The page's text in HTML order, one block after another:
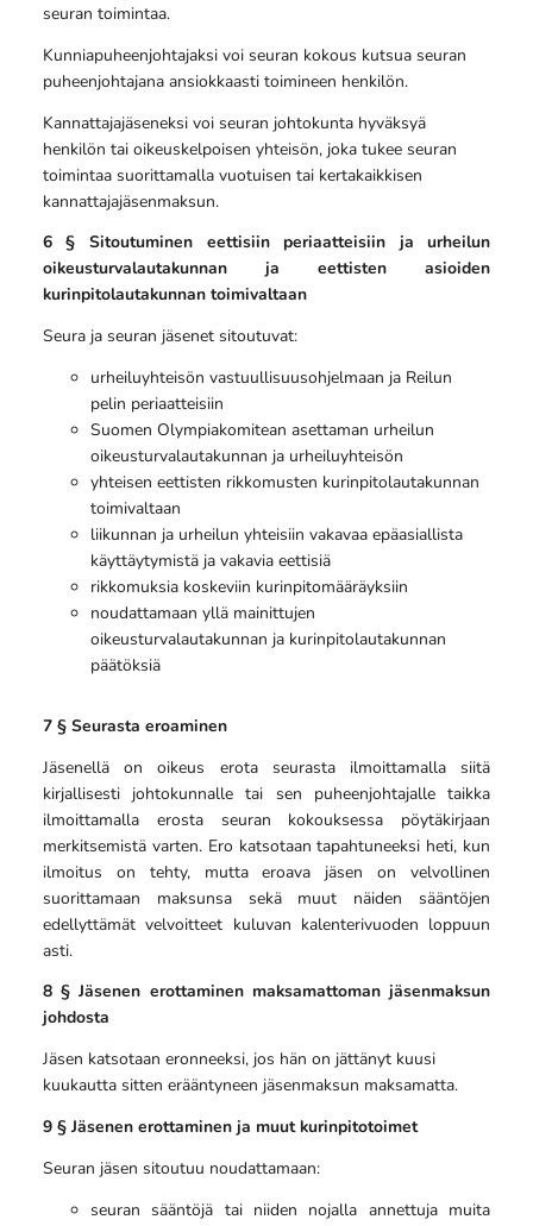
seuran toimintaa.
Kunniapuheenjohtajaksi voi seuran kokous kutsua seuran
puheenjohtajana ansiokkaasti toimineen henkilön.
Kannattajajäseneksi voi seuran johtokunta hyväksyä
henkilön tai oikeuskelpoisen yhteisön, joka tukee seuran
toimintaa suorittamalla vuotuisen tai kertakaikkisen
kannattajajäsenmaksun.
6 §
Sitoutuminen eettisiin periaatteisiin ja urheilun
oikeusturvalautakunnan ja eettisten asioiden
kurinpitolautakunnan toimivaltaan
Seura ja seuran jäsenet sitoutuvat:
urheiluyhteisön vastuullisuusohjelmaan ja Reilun
pelin periaatteisiin
Suomen Olympiakomitean asettaman urheilun
oikeusturvalautakunnan ja urheiluyhteisön
yhteisen eettisten rikkomusten kurinpitolautakunnan
toimivaltaan
liikunnan ja urheilun yhteisiin vakavaa epäasiallista
käyttäytymistä ja vakavia eettisiä
rikkomuksia koskeviin kurinpitomääräyksiin
noudattamaan yllä mainittujen
oikeusturvalautakunnan ja kurinpitolautakunnan
päätöksiä
7 § Seurasta eroaminen
Jäsenellä on oikeus erota seurasta ilmoittamalla siitä
kirjallisesti johtokunnalle tai sen puheenjohtajalle taikka
ilmoittamalla erosta seuran kokouksessa pöytäkirjaan
merkitsemistä varten. Ero katsotaan tapahtuneeksi heti, kun
ilmoitus on tehty, mutta eroava jäsen on velvollinen
suorittamaan maksunsa sekä muut näiden sääntöjen
edellyttämät velvoitteet kuluvan kalenterivuoden loppuun
asti.
8 § Jäsenen erottaminen maksamattoman jäsenmaksun
johdosta
Jäsen katsotaan eronneeksi, jos hän on jättänyt kuusi
kuukautta sitten erääntyneen jäsenmaksun maksamatta.
9 § Jäsenen erottaminen ja muut kurinpitotoimet
Seuran jäsen sitoutuu noudattamaan:
seuran sääntöjä tai niiden nojalla annettuja muita